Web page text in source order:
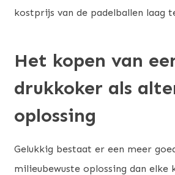
kostprijs van de padelballen laag
Het kopen van
drukkoker als
oplossing
Gelukkig bestaat er een meer
milieubewuste oplossing dan elke